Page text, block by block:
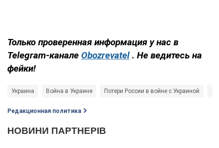
Только проверенная информация у нас в
Telegram-канале Obozrevatel . Не ведитесь на
фейки!
Украина Война в Украине Потери России в войне с Украиной
Редакционная политика